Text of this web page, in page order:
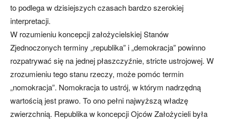
to podlega w dzisiejszych czasach bardzo szerokiej
interpretacji.
W rozumieniu koncepcji założycielskiej Stanów
Zjednoczonych terminy „republika” i „demokracja” powinno
rozpatrywać się na jednej płaszczyźnie, stricte ustrojowej. W
zrozumieniu tego stanu rzeczy, może pomóc termin
„nomokracja”. Nomokracja to ustrój, w którym nadrzędną
wartością jest prawo. To ono pełni najwyższą władzę
zwierzchnią. Republika w koncepcji Ojców Założycieli była